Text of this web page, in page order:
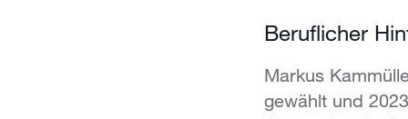
Beruflicher
Markus
gewählt und